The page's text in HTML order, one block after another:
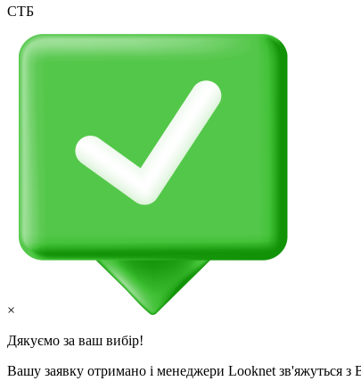
СТБ
×
Дякуємо за ваш вибір!
Вашу заявку отримано і менеджери Looknet зв'яжуться